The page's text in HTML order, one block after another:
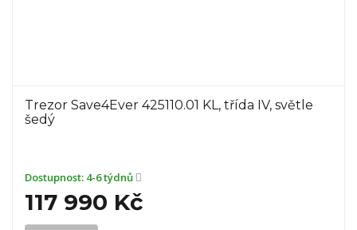
Trezor Save4Ever 425110.01 KL, třída IV, světle
šedý
Dostupnost: 4-6 týdnů
117 990 Kč